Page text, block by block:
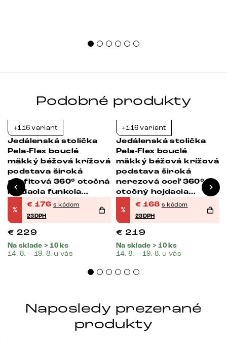
Podobné produkty
+116 variant
Jedálenská stolička
Pela-Flex bouclé
mäkký béžová krížová
podstava široká
grafitová 360° otočná
hojdacia funkcia
vrecková pružina
%
€ 176 s kódom
23DPH
€ 229
Na sklade > 10 ks
14. 8. – 19. 8. u vás
+116 variant
Jedálenská stolička
Pela-Flex bouclé
mäkký béžová krížová
podstava široká
nerezová oceľ 360°
otočný hojdacia
funkcia vrecková
pružina
%
€ 168 s kódom
23DPH
€ 219
Na sklade > 10 ks
14. 8. – 19. 8. u vás
Naposledy prezerané
produkty